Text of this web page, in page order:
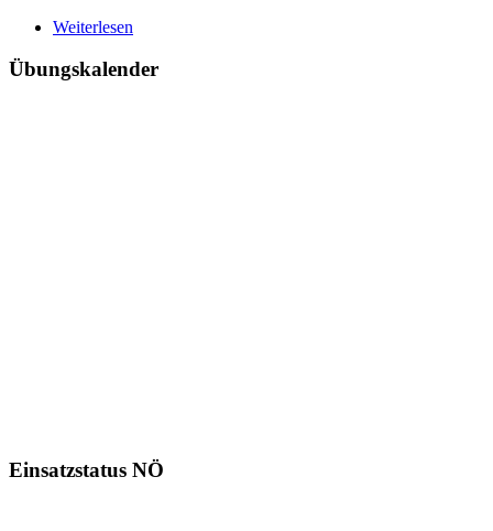
Weiterlesen
Übungskalender
Einsatzstatus NÖ